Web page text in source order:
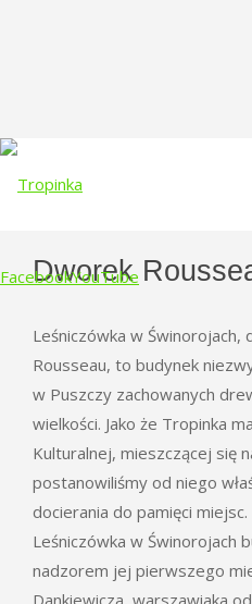
FacebookYouTube
content
Dworek
Leśniczówka w Świnorojach,
Rousseau, to budynek
w Puszczy zachowanych
wielkości. Jako że Tropinka
Kulturalnej, mieszczącej się
postanowiliśmy od niego
docierania do pamięci miejsc.
Leśniczówka w Świnorojach
nadzorem jej pierwszego